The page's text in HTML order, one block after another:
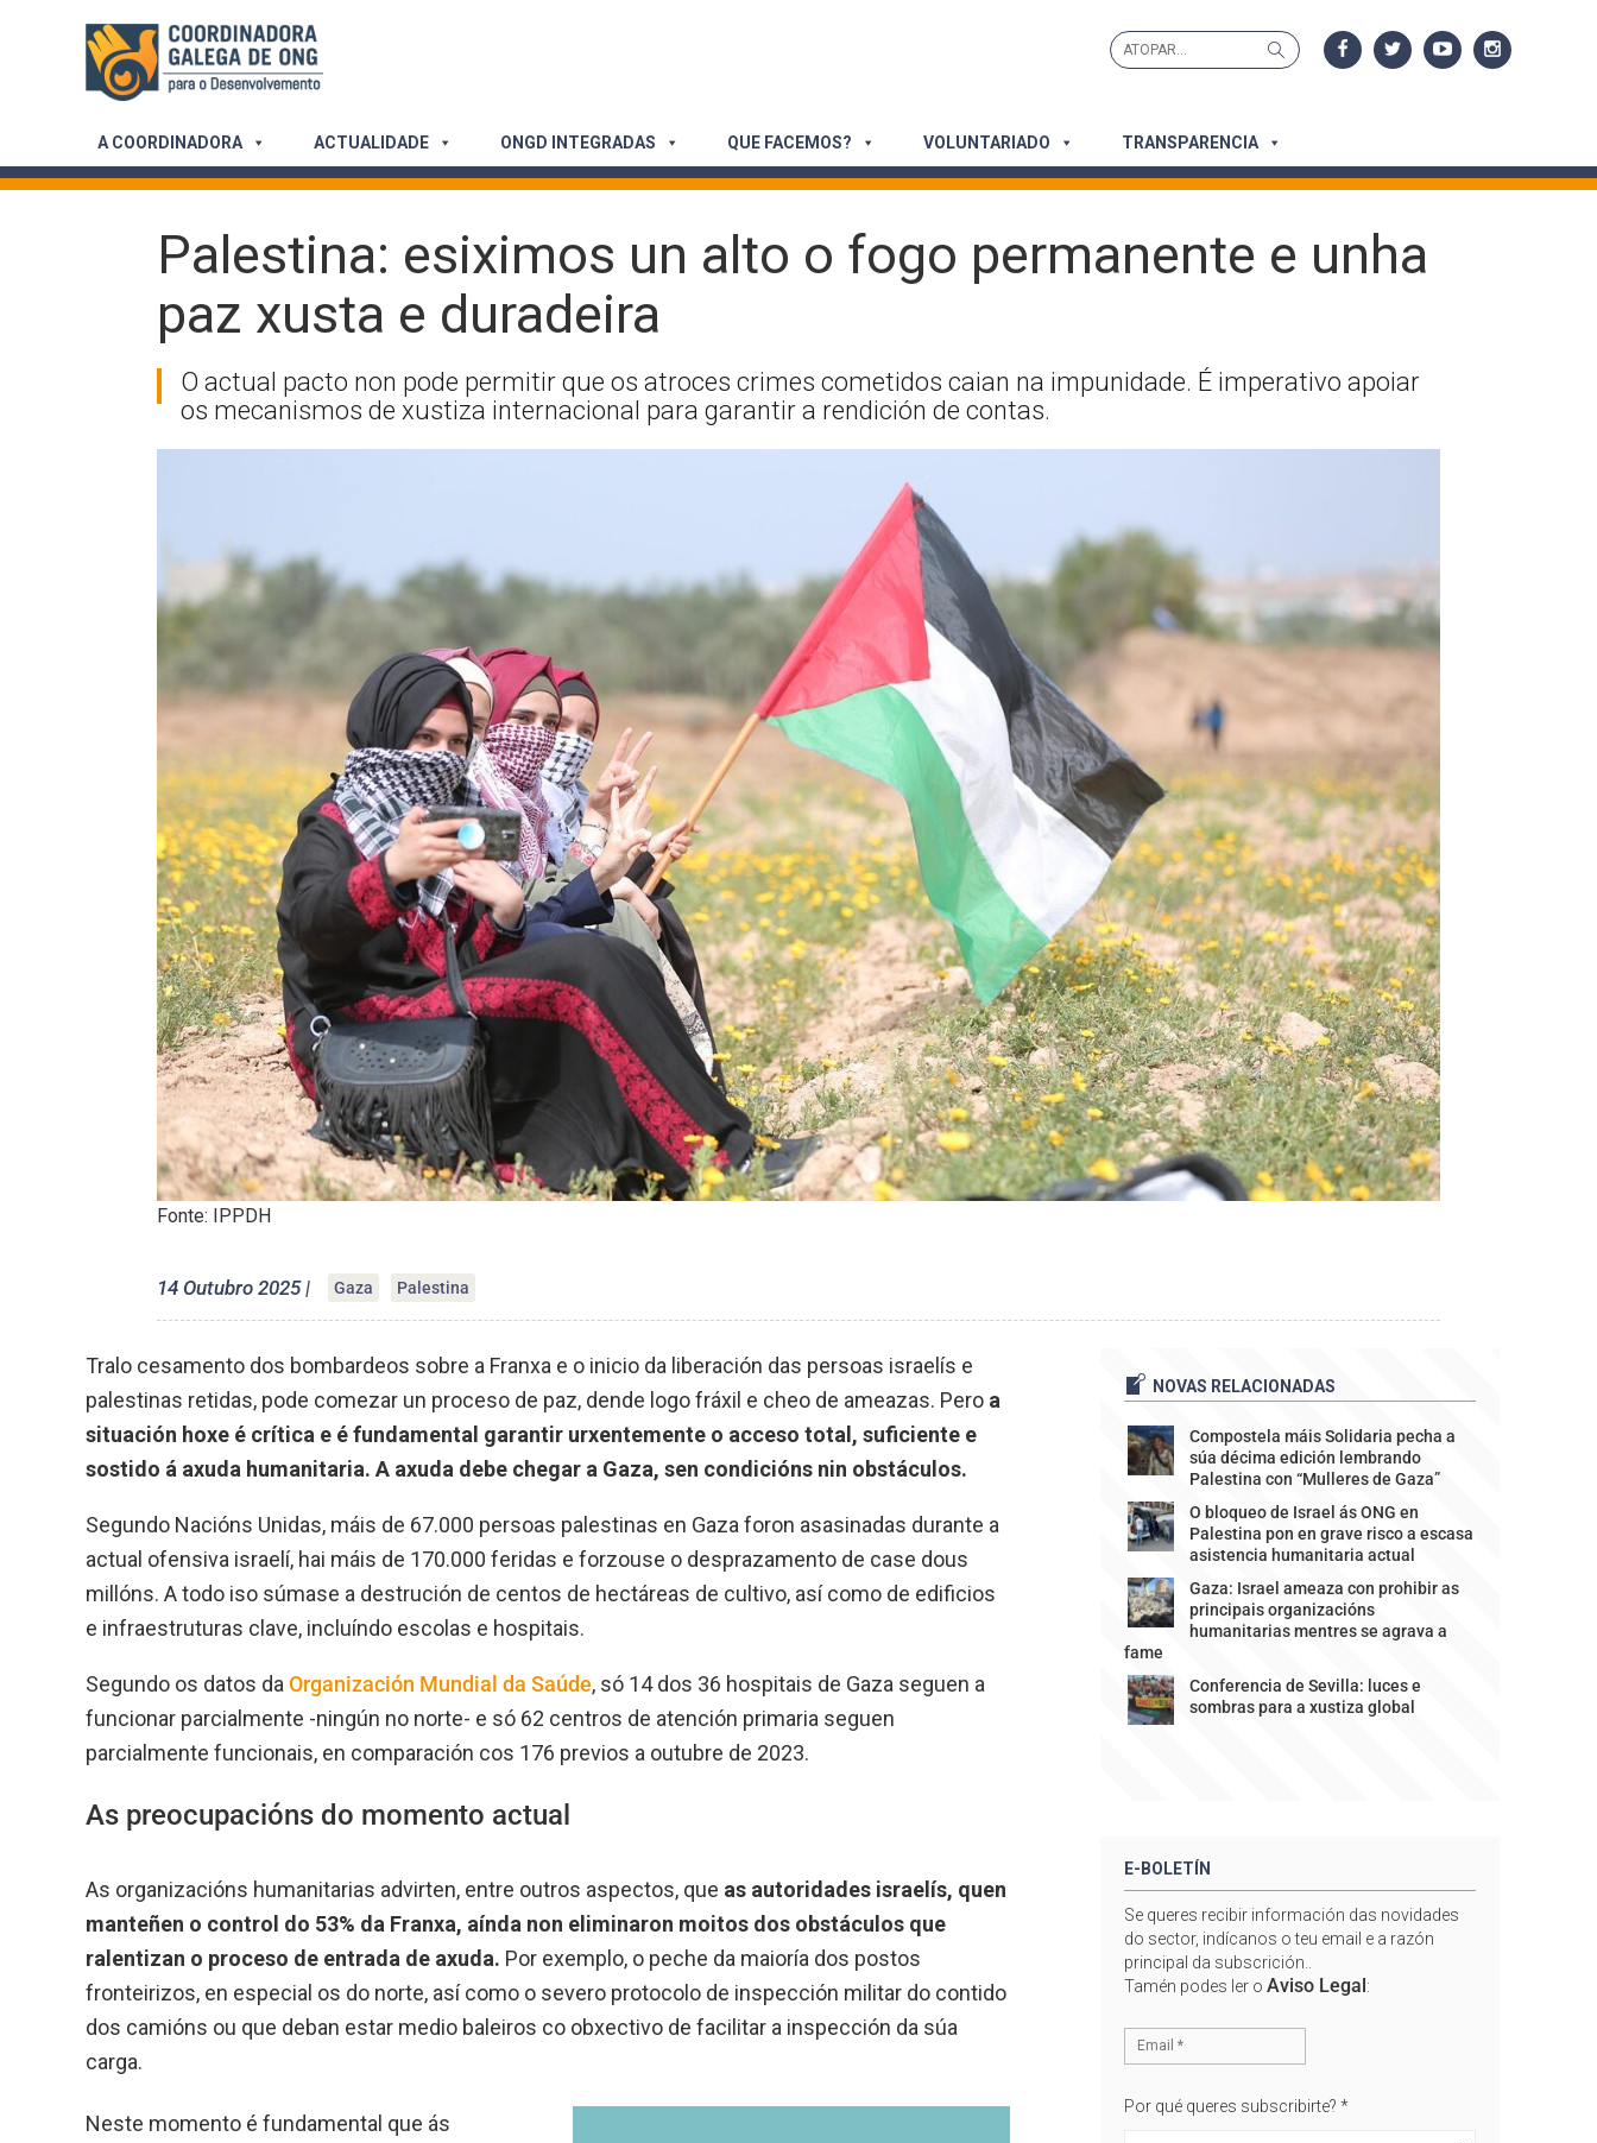
Search
for:
Search
A COORDINADORA ACTUALIDADE ONGD INTEGRADAS QUE FACEMOS? VOLUNTARIADO TRANSPARENCIA
Palestina: esiximos un alto o fogo permanente e unha
paz xusta e duradeira
O actual pacto non pode permitir que os atroces crimes cometidos caian na impunidade. É imperativo apoiar
os mecanismos de xustiza internacional para garantir a rendición de contas.
Fonte: IPPDH
14 Outubro 2025 | Gaza Palestina
Tralo cesamento dos bombardeos sobre a Franxa e o inicio da liberación das persoas israelís e
palestinas retidas, pode comezar un proceso de paz, dende logo fráxil e cheo de ameazas. Pero a
situación hoxe é crítica e é fundamental garantir urxentemente o acceso total, suficiente e
sostido á axuda humanitaria. A axuda debe chegar a Gaza, sen condicións nin obstáculos.
Segundo Nacións Unidas, máis de 67.000 persoas palestinas en Gaza foron asasinadas durante a
actual ofensiva israelí, hai máis de 170.000 feridas e forzouse o desprazamento de case dous
millóns. A todo iso súmase a destrución de centos de hectáreas de cultivo, así como de edificios
e infraestruturas clave, incluíndo escolas e hospitais.
Segundo os datos da Organización Mundial da Saúde, só 14 dos 36 hospitais de Gaza seguen a
funcionar parcialmente -ningún no norte- e só 62 centros de atención primaria seguen
parcialmente funcionais, en comparación cos 176 previos a outubre de 2023.
As preocupacións do momento actual
As organizacións humanitarias advirten, entre outros aspectos, que as autoridades israelís, quen
manteñen o control do 53% da Franxa, aínda non eliminaron moitos dos obstáculos que
ralentizan o proceso de entrada de axuda. Por exemplo, o peche da maioría dos postos
fronteirizos, en especial os do norte, así como o severo protocolo de inspección militar do contido
dos camións ou que deban estar medio baleiros co obxectivo de facilitar a inspección da súa
carga.
Neste momento é fundamental que ás
NOVAS RELACIONADAS
Compostela máis Solidaria pecha a
súa décima edición lembrando
Palestina con “Mulleres de Gaza”
O bloqueo de Israel ás ONG en
Palestina pon en grave risco a escasa
asistencia humanitaria actual
Gaza: Israel ameaza con prohibir as
principais organizacións
humanitarias mentres se agrava a
fame
Conferencia de Sevilla: luces e
sombras para a xustiza global
E-BOLETÍN
Se queres recibir información das novidades
do sector, indícanos o teu email e a razón
principal da subscrición..
Tamén podes ler o Aviso Legal:
Por qué queres subscribirte? *